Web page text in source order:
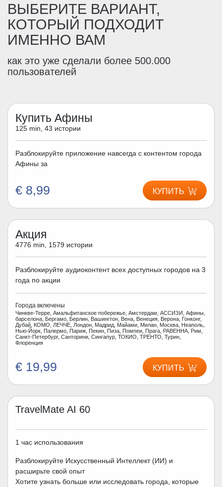
ВЫБЕРИТЕ ВАРИАНТ,
КОТОРЫЙ ПОДХОДИТ
ИМЕННО ВАМ
как это уже сделали более 500.000
пользователей
Купить Афины
125 min, 43 истории
Разблокируйте приложение навсегда с контентом города
Афины за
€ 8,99 КУПИТЬ
Акция
4776 min, 1579 истории
Разблокируйте аудиоконтент всех доступных городов на 3
года по акции
Города включены
Чинкве-Терре, Амальфитанское побережье, Амстердам, АССИЗИ, Афины,
барселона, Бергамо, Берлин, Вашингтон, Вена, Венеция, Верона, Гонконг,
Дубай, КОМО, ЛЕЧЧЕ, Лондон, Мадрид, Майами, Милан, Москва, Неаполь,
Нью-Йорк, Палермо, Париж, Пекин, Пиза, Помпеи, Прага, РАВЕННА, Рим,
Санкт-Петербург, Санторини, Сингапур, ТОКИО, ТРЕНТО, Турин,
Флоренция
€ 19,99 КУПИТЬ
TravelMate AI 60
1 час использования
Разблокируйте Искусственный Интеллект (ИИ) и
расширьте свой опыт
Хотите узнать больше или исследовать города, которые